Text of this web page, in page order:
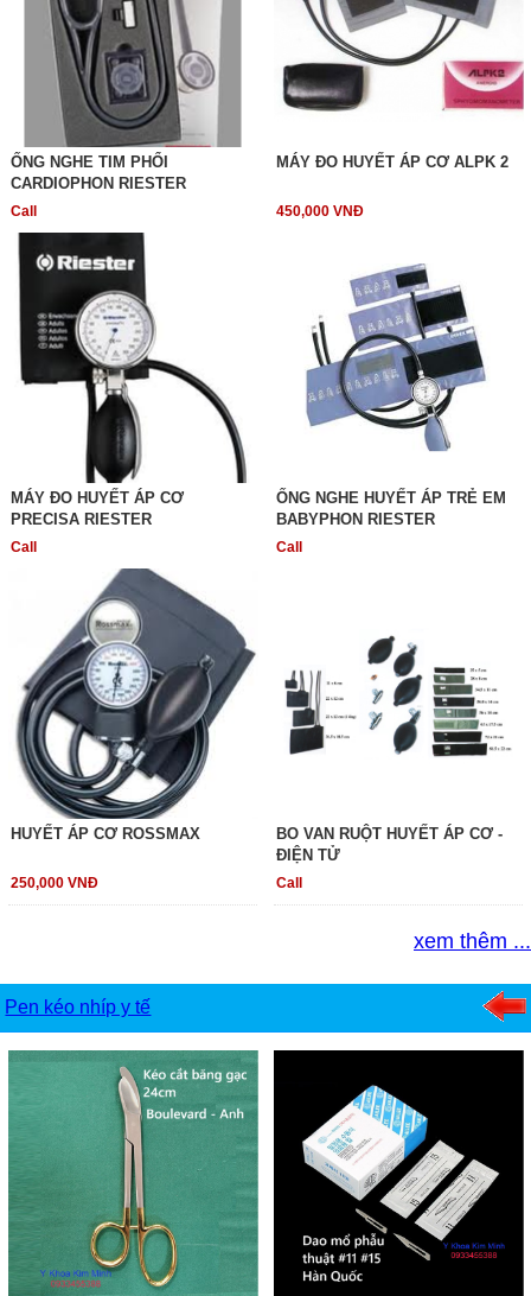
ỐNG NGHE TIM PHỔI
CARDIOPHON RIESTER
Call
MÁY ĐO HUYẾT ÁP CƠ ALPK 2
450,000 VNĐ
MÁY ĐO HUYẾT ÁP CƠ
PRECISA RIESTER
Call
ỐNG NGHE HUYẾT ÁP TRẺ EM
BABYPHON RIESTER
Call
HUYẾT ÁP CƠ ROSSMAX
250,000 VNĐ
BO VAN RUỘT HUYẾT ÁP CƠ -
ĐIỆN TỬ
Call
xem thêm ...
Pen kéo nhíp y tế